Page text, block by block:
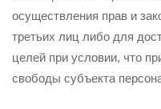
осуществления прав и
третьих лиц либо для
целей при условии, что
свободы субъекта